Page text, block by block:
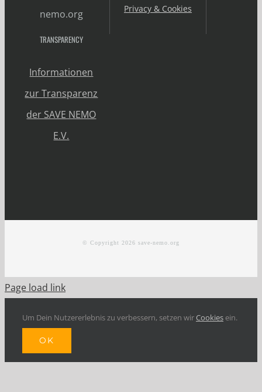
nemo.org
Privacy & Cookies
TRANSPARENCY
Informationen
zur Transparenz
der SAVE NEMO
E.V.
© Copyright 2026 save-nemo.org
Page load link
Um Dein Nutzererlebnis zu verbessern, setzen wirCookies ein.
OK